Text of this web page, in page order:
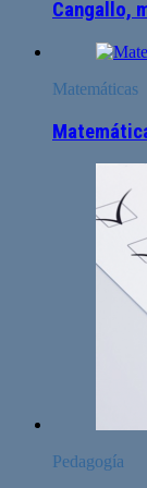
Cangallo,
Matemáticas
Pedagogía